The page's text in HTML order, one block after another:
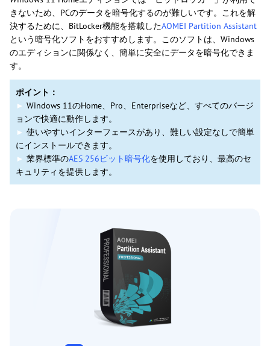
きないため、PCのデータを暗号化するのが難しいです。これを解
決するために、BitLocker機能を搭載したAOMEI Partition Assistant
という暗号化ソフトをおすすめします。このソフトは、Windows
のエディションに関係なく、簡単に安全にデータを暗号化できま
す。
ポイント：
► Windows 11のHome、Pro、Enterpriseなど、すべてのバージ
ョンで快適に動作します。
► 使いやすいインターフェースがあり、難しい設定なしで簡単
にインストールできます。
► 業界標準のAES 256ビット暗号化を使用しており、最高のセ
キュリティを提供します。